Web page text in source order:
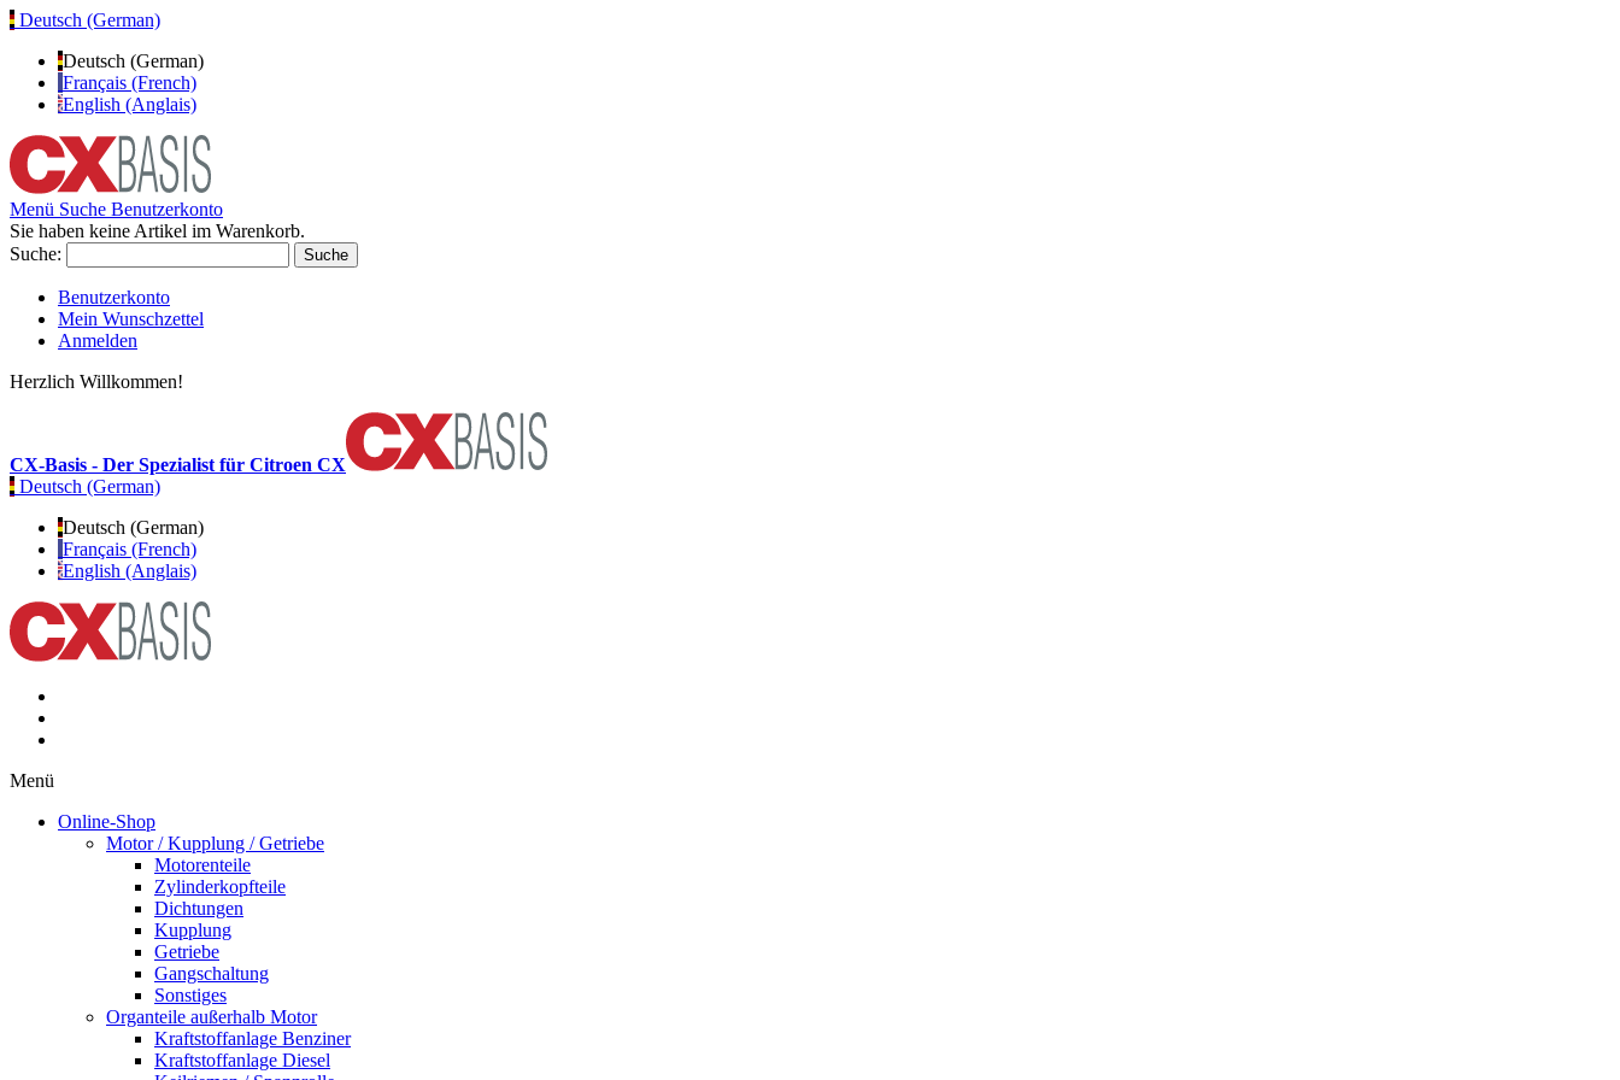
Deutsch (German)
Deutsch (German)
Français (French)
English (Anglais)
Menü Suche Benutzerkonto
Sie haben keine Artikel im Warenkorb.
Suche:
Suche
Benutzerkonto
Mein Wunschzettel
Anmelden
Herzlich Willkommen!
CX-Basis - Der Spezialist für Citroen CX
Deutsch (German)
Deutsch (German)
Français (French)
English (Anglais)
Menü
Online-Shop
Motor / Kupplung / Getriebe
Motorenteile
Zylinderkopfteile
Dichtungen
Kupplung
Getriebe
Gangschaltung
Sonstiges
Organteile außerhalb Motor
Kraftstoffanlage Benziner
Kraftstoffanlage Diesel